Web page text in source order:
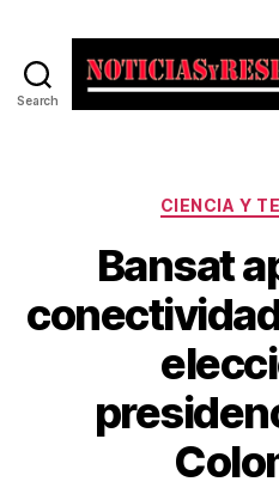
Search
CIENCIA Y
Bansat